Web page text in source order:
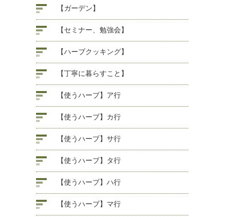
【ガーデン】
【セミナー、勉強会】
【ハーブクッキング】
【丁寧に暮らすこと】
【使うハーブ】ア行
【使うハーブ】カ行
【使うハーブ】サ行
【使うハーブ】タ行
【使うハーブ】ハ行
【使うハーブ】マ行